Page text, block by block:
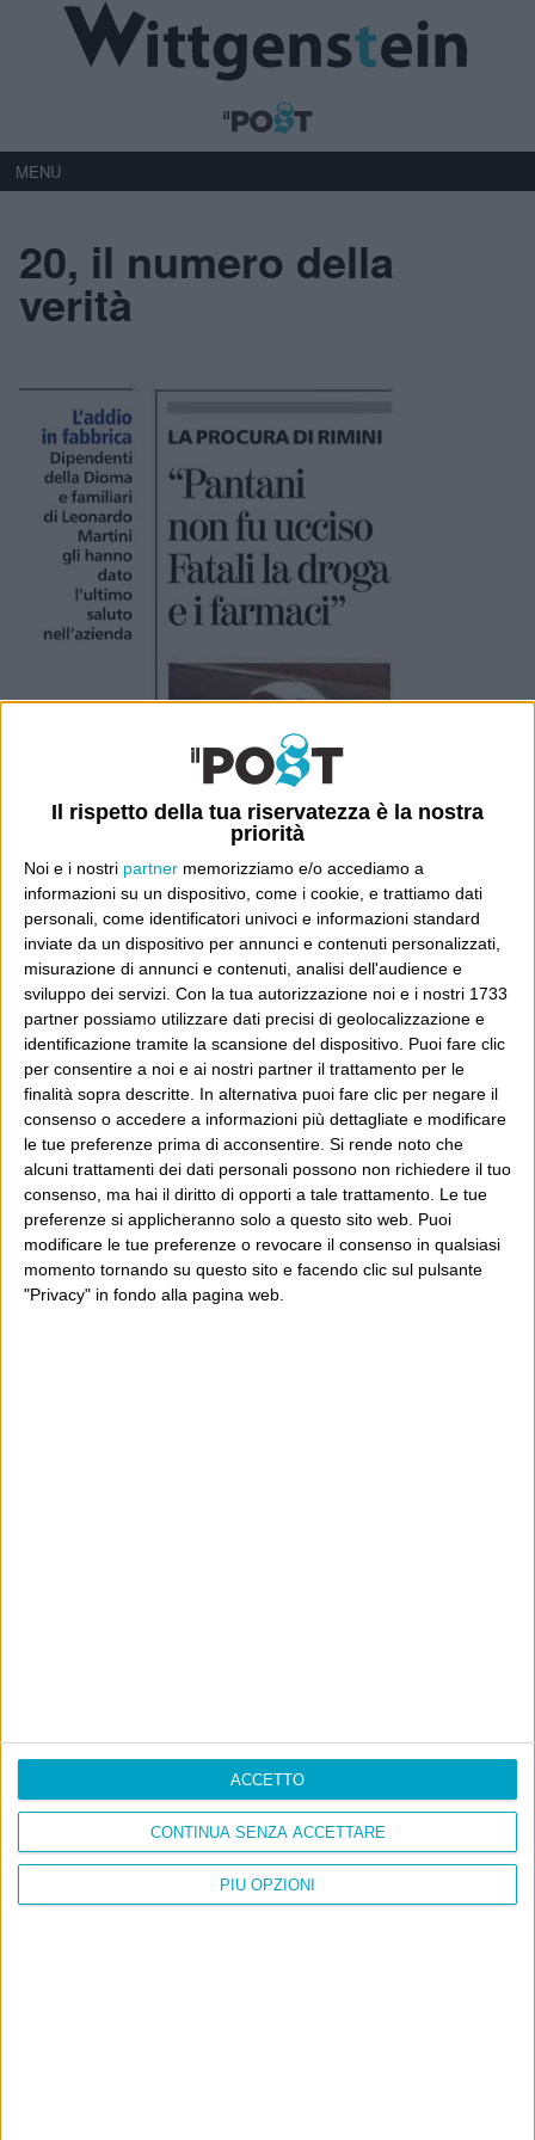
Il rispetto della tua riservatezza è la nostra
priorità
Noi e i nostri partner memorizziamo e/o accediamo a
informazioni su un dispositivo, come i cookie, e trattiamo dati
personali, come identificatori univoci e informazioni standard
inviate da un dispositivo per annunci e contenuti personalizzati,
misurazione di annunci e contenuti, analisi dell'audience e
sviluppo dei servizi. Con la tua autorizzazione noi e i nostri 1733
partner possiamo utilizzare dati precisi di geolocalizzazione e
identificazione tramite la scansione del dispositivo. Puoi fare clic
per consentire a noi e ai nostri partner il trattamento per le
finalità sopra descritte. In alternativa puoi fare clic per negare il
consenso o accedere a informazioni più dettagliate e modificare
le tue preferenze prima di acconsentire. Si rende noto che
alcuni trattamenti dei dati personali possono non richiedere il tuo
consenso, ma hai il diritto di opporti a tale trattamento. Le tue
preferenze si applicheranno solo a questo sito web. Puoi
modificare le tue preferenze o revocare il consenso in qualsiasi
momento tornando su questo sito e facendo clic sul pulsante
"Privacy" in fondo alla pagina web.
PIÙ OPZIONI
CONTINUA SENZA ACCETTARE
ACCETTO
MENU
20, il numero della
verità
AI che scrive di Taylor Swift come se fossi io
Filologia di Wittgenstein
Cookie
Informativa sui cookie